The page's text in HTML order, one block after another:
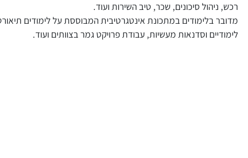
רכש, ניהול סיכונים, שכר, טיב השירות ועוד.
מדובר בלימודים במתכונת אינטגרטיבית המבוססת על לימודים
לימודיים וסדנאות מעשיות, עבודת פרויקט גמר בצוותים ועוד.